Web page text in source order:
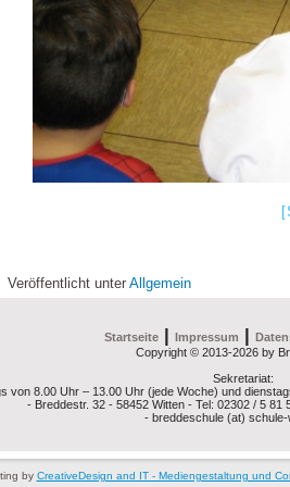
Veröffentlicht unter Allgemein
Startseite | Impressum |
Copyright © 2013-2026 by
Sekretariat:
von 8.00 Uhr – 13.00 Uhr (jede Woche) und
- Breddestr. 32 - 58452 Witten - Tel: 02302 / 5 81
- breddeschule (at) schule-
by CreativeDesign and IT - Mediengestaltung und